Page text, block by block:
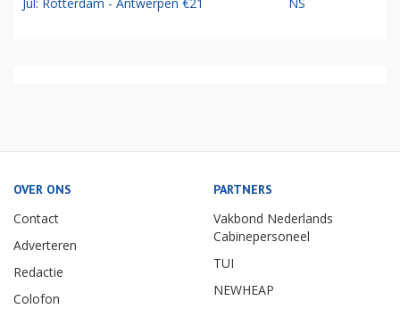
Jul: Rotterdam - Antwerpen €21 NS
OVER ONS
Contact
Adverteren
Redactie
Colofon
PARTNERS
Vakbond Nederlands
Cabinepersoneel
TUI
NEWHEAP